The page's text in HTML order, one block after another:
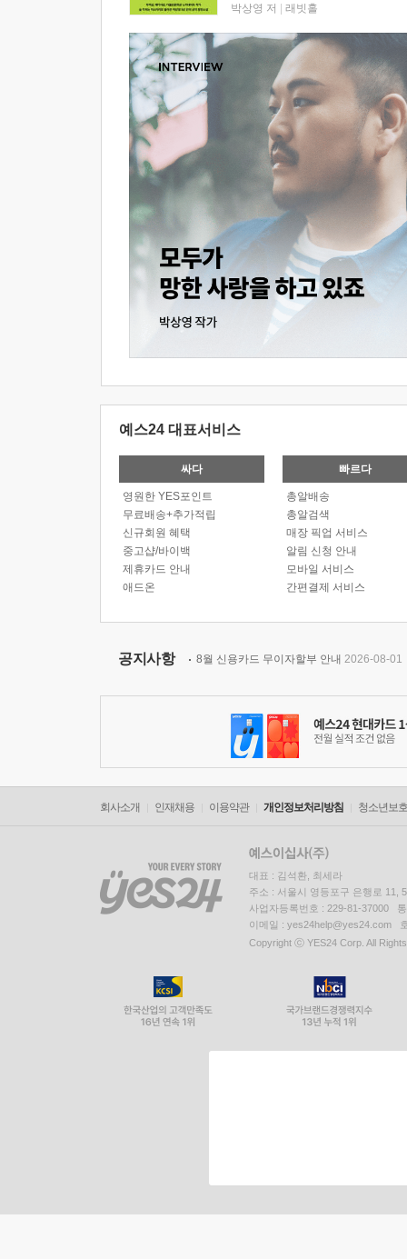
박상영 저 래빗홀
예스24 대표서비스
싸다
영원한 YES포인트
무료배송+추가적립
신규회원 혜택
중고샵/바이백
제휴카드 안내
애드온
빠르다
총알배송
총알검색
매장 픽업 서비스
알림 신청 안내
모바일 서비스
간편결제 서비스
공지사항 8월 신용카드 무이자할부 안내 2026-08-01
회사소개 인재채용 이용약관 개인정보처리방침 청소년보
대표 : 김석환, 최세라
주소 : 서울시 영등포구 은행로 11,
사업자등록번호 : 229-81-37000
이메일 : yes24help@yes24.com
Copyright ⓒ YES24 Corp. All